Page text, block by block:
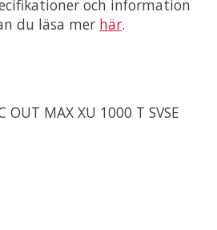
och information
du läsa mer här.
OUT MAX XU 1000 T SVSE